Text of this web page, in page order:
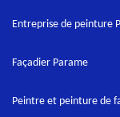
Entreprise de peinture
Façadier Parame
Peintre et peinture de